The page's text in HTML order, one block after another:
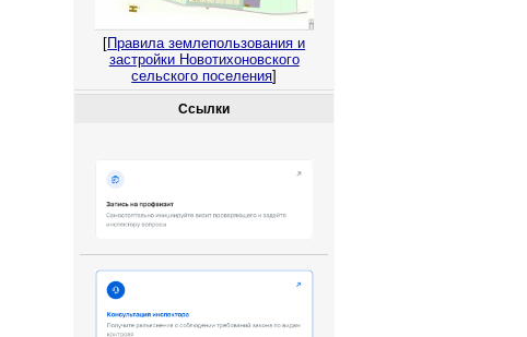
[Правила землепользования и
застройки Новотихоновского
сельского поселения]
Ссылки